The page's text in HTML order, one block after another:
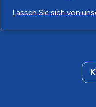
Lassen Sie sich von